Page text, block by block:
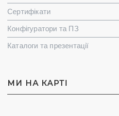
Сертифікати
Конфігуратори та ПЗ
Каталоги та презентації
МИ НА КАРТI